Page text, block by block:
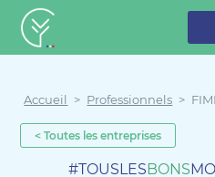
Créateur de forêt
Accueil > Professionnels >
< Toutes les entreprises
#TOUSLESBONS